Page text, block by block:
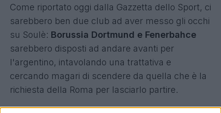
Come riportato oggi dalla Gazzetta dello Sport, ci
sarebbero ben due club ad aver messo gli occhi
su Soulè: Borussia Dortmund e Fenerbahce
sarebbero disposti ad andare avanti per
l'argentino, intavolando una trattativa e
cercando magari di scendere da quella che è la
richiesta della Roma per lasciarlo partire.